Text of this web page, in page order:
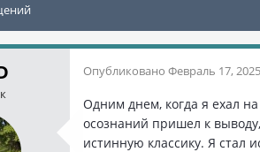
Опубликовано Февраль 17, 2025
Одним днем, когда я ехал
осознаний пришел к
истинную классику. Я стал